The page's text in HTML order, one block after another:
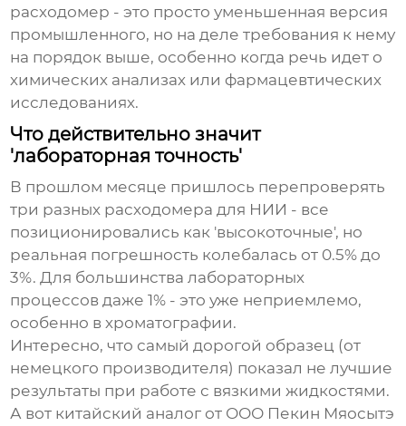
расходомер - это просто уменьшенная версия
промышленного, но на деле требования к нему
на порядок выше, особенно когда речь идет о
химических анализах или фармацевтических
исследованиях.
Что действительно значит
'лабораторная точность'
В прошлом месяце пришлось перепроверять
три разных расходомера для НИИ - все
позиционировались как 'высокоточные', но
реальная погрешность колебалась от 0.5% до
3%. Для большинства лабораторных
процессов даже 1% - это уже неприемлемо,
особенно в хроматографии.
Интересно, что самый дорогой образец (от
немецкого производителя) показал не лучшие
результаты при работе с вязкими жидкостями.
А вот китайский аналог от ООО Пекин Мяосытэ